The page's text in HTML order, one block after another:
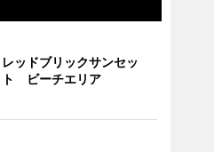
レッドブリックサンセッ
ト ビーチエリア